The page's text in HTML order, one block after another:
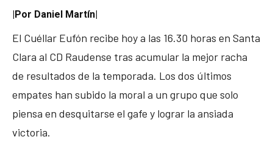
|Por Daniel Martín|
El Cuéllar Eufón recibe hoy a las 16.30 horas en Santa
Clara al CD Raudense tras acumular la mejor racha
de resultados de la temporada. Los dos últimos
empates han subido la moral a un grupo que solo
piensa en desquitarse el gafe y lograr la ansiada
victoria.